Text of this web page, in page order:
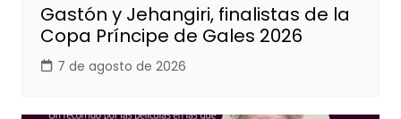
Gastón y Jehangiri, finalistas de la
Copa Príncipe de Gales 2026
7 de agosto de 2026